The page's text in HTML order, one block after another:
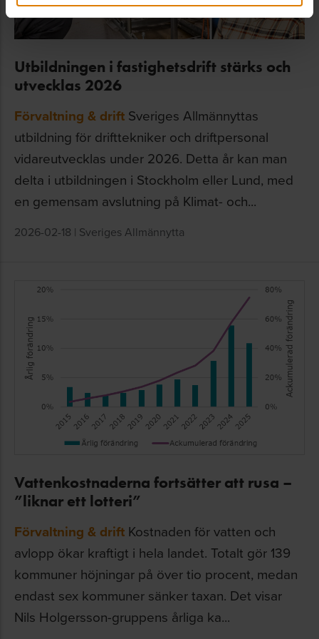
Utbildningen i fastighetsdrift stärks och
utvecklas 2026
Förvaltning & drift Sveriges Allmännyttas
utbildning för drifttekniker och driftpersonal
vidareutvecklas under 2026. Detta år kan man
delta i utbildningen i Stockholm eller Lund, med
en gemensam avslutning på Klimat- och...
2026-02-18 | Sveriges Allmännytta
Vattenkostnaderna fortsätter att rusa –
”liknar ett lotteri”
Förvaltning & drift Kostnaden för vatten och
avlopp ökar kraftigt i hela landet. Totalt gör 139
kommuner höjningar på över tio procent, medan
endast sex kommuner sänker taxan. Det visar
Nils Holgersson-gruppens årliga ka...